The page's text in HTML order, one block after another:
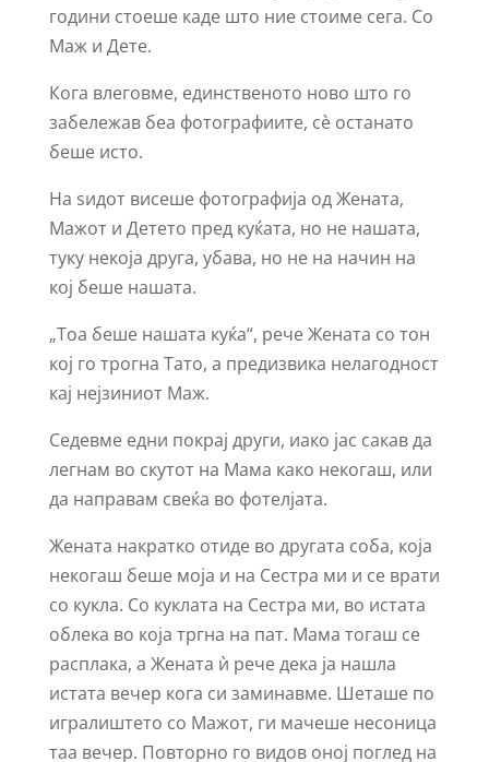
години стоеше каде што ние стоиме сега. Со
Маж и Дете.
Кога влеговме, единственото ново што го
забележав беа фотографиите, сè останато
беше исто.
На ѕидот висеше фотографија од Жената,
Мажот и Детето пред куќата, но не нашата,
туку некоја друга, убава, но не на начин на
кој беше нашата.
„Тоа беше нашата куќа“, рече Жената со тон
кој го трогна Тато, а предизвика нелагодност
кај нејзиниот Маж.
Седевме едни покрај други, иако јас сакав да
легнам во скутот на Мама како некогаш, или
да направам свеќа во фотелјата.
Жената накратко отиде во другата соба, која
некогаш беше моја и на Сестра ми и се врати
со кукла. Со куклата на Сестра ми, во истата
облека во која тргна на пат. Мама тогаш се
расплака, а Жената ѝ рече дека ја нашла
истата вечер кога си заминавме. Шеташе по
игралиштето со Мажот, ги мачеше несоница
таа вечер. Повторно го видов оној поглед на